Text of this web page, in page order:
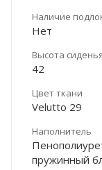
Наличие
Нет
Высота сиденья
42
Цвет ткани
Velutto 29
Наполнитель
пружинный